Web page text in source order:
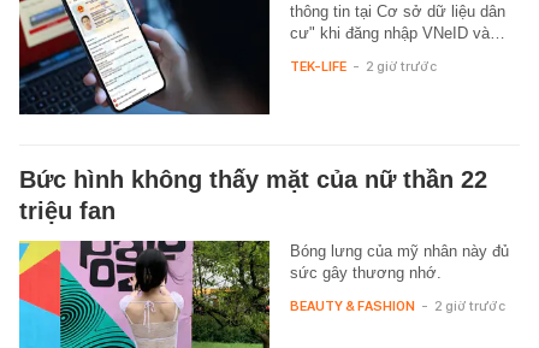
thông tin tại Cơ sở dữ liệu dân
cư" khi đăng nhập VNeID và…
TEK-LIFE - 2 giờ trước
Bức hình không thấy mặt của nữ thần 22
triệu fan
Bóng lưng của mỹ nhân này đủ
sức gây thương nhớ.
BEAUTY & FASHION - 2 giờ trước